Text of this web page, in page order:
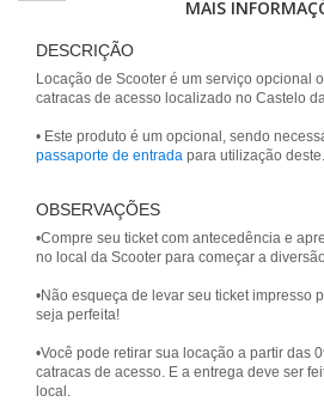
MAIS
DESCRIÇÃO
Locação de Scooter é um serviço opcional
catracas de acesso localizado no Castelo
• Este produto é um opcional, sendo
passaporte de entrada
OBSERVAÇÕES
•Compre seu ticket com antecedência e
no local da Scooter para começar a
•Não esqueça de levar seu ticket impresso
seja perfeita!
•Você pode retirar sua locação a partir das
catracas de acesso. E a entrega deve ser
local.